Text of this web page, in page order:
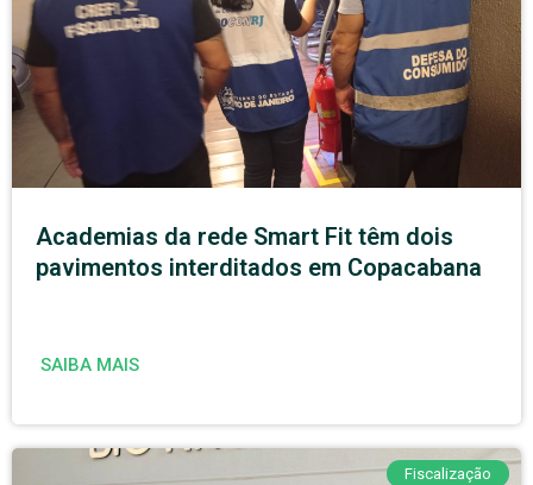
Academias da rede Smart Fit têm dois
pavimentos interditados em Copacabana
SAIBA MAIS
Fiscalização